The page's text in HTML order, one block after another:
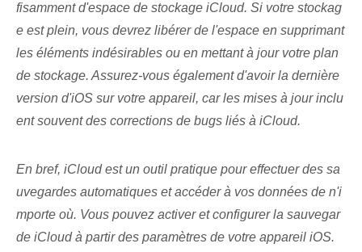
fisamment d'espace de stockage iCloud. Si votre stockag
e est plein, vous devrez libérer de l'espace en supprimant
les éléments indésirables ou en mettant à jour votre plan
de stockage. Assurez-vous également d'avoir la dernière
version d'iOS sur votre appareil, car les mises à jour inclu
ent souvent des corrections de bugs liés à iCloud.
En bref, iCloud est un outil pratique pour effectuer des sa
uvegardes automatiques et accéder à vos données de n'i
mporte où. Vous pouvez activer et configurer la sauvegar
de iCloud à partir des paramètres de votre appareil iOS.